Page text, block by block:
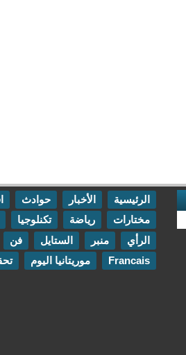
حوادث
اقتصاد
تكنلوجيا
مقابلات
الستايل فن
اتصل بنا
موريتانيا اليوم تحقيقات